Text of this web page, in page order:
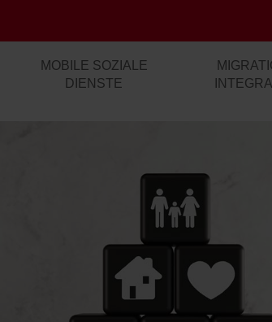
MOBILE SOZIALE
DIENSTE